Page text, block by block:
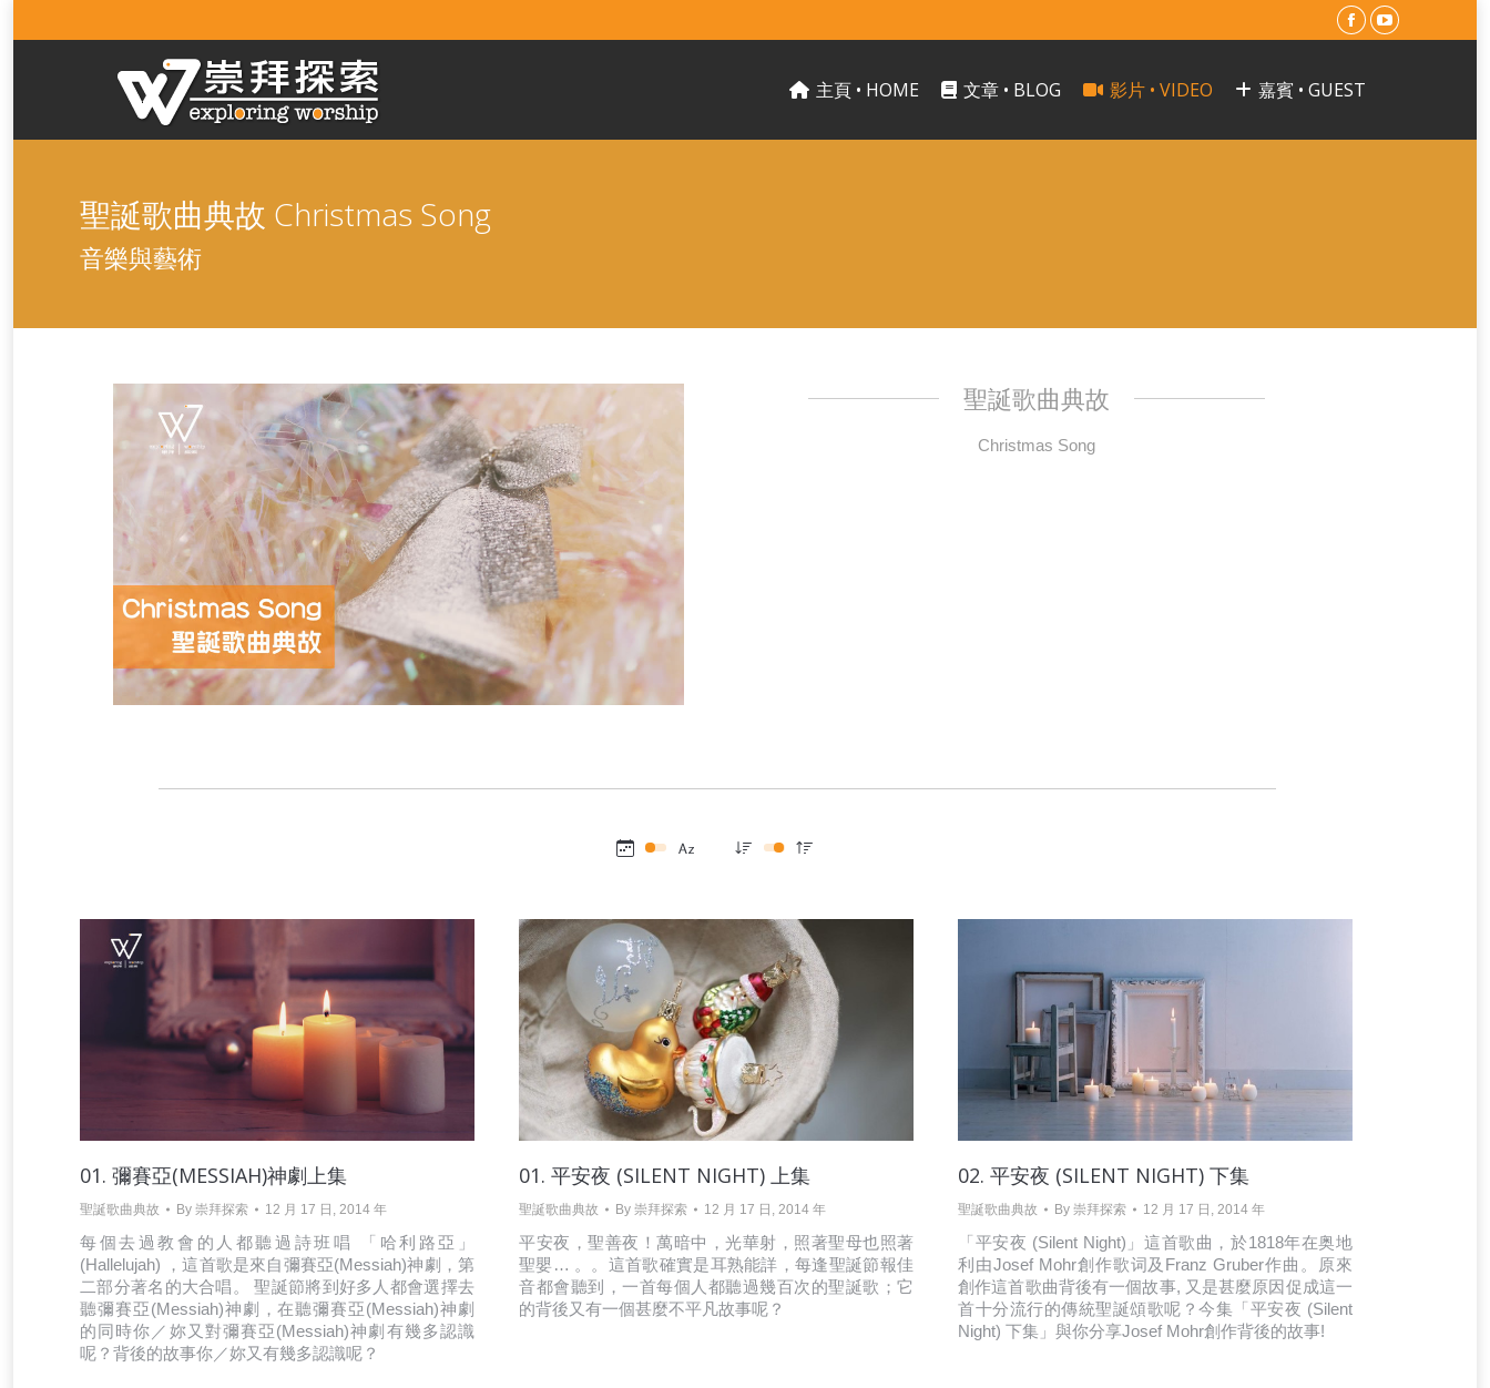
Facebook
opens
YouTube
主頁 • HOME 文章 • BLOG 影片 • VIDEO 嘉賓 • GUEST
聖誕歌曲典故 Christmas Song
音樂與藝術
聖誕歌曲典故
Christmas Song
01. 彌賽亞(MESSIAH)神劇上集
聖誕歌曲典故 By 崇拜探索 12 月 17 日, 2014 年
每個去過教會的人都聽過詩班唱 「哈利路亞」
(Hallelujah) ，這首歌是來自彌賽亞(Messiah)神劇，第
二部分著名的大合唱。 聖誕節將到好多人都會選擇去
聽彌賽亞(Messiah)神劇，在聽彌賽亞(Messiah)神劇
的同時你／妳又對彌賽亞(Messiah)神劇有幾多認識
呢？背後的故事你／妳又有幾多認識呢？
01. 平安夜 (SILENT NIGHT) 上集
聖誕歌曲典故 By 崇拜探索 12 月 17 日, 2014 年
平安夜，聖善夜！萬暗中，光華射，照著聖母也照著
聖嬰… 。。這首歌確實是耳熟能詳，每逢聖誕節報佳
音都會聽到，一首每個人都聽過幾百次的聖誕歌；它
的背後又有一個甚麼不平凡故事呢？
02. 平安夜 (SILENT NIGHT) 下集
聖誕歌曲典故 By 崇拜探索 12 月 17 日, 2014 年
「平安夜 (Silent Night)」這首歌曲，於1818年在奥地
利由Josef Mohr創作歌词及Franz Gruber作曲。原來
創作這首歌曲背後有一個故事, 又是甚麼原因促成這一
首十分流行的傳統聖誕頌歌呢？今集「平安夜 (Silent
Night) 下集」與你分享Josef Mohr創作背後的故事!